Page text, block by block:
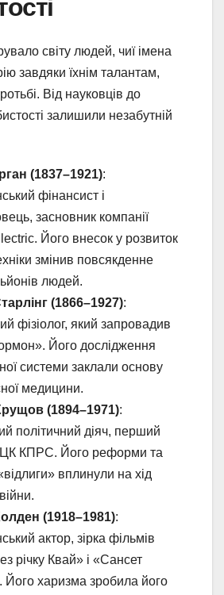
світу людей, чиї імена
завдяки їхнім талантам,
Від науковців до
залишили незабутній
(1837–1921):
фінансист і
засновник компанії
Його внесок у розвиток
змінив повсякденне
людей.
(1866–1927):
фізіолог, який запровадив
Його дослідження
системи заклали основу
медицини.
(1894–1971):
політичний діяч, перший
ЦК КПРС. Його реформи та
вплинули на хід
(1918–1981):
актор, зірка фільмів
річку Квай» і «Сансет
Його харизма зробила його